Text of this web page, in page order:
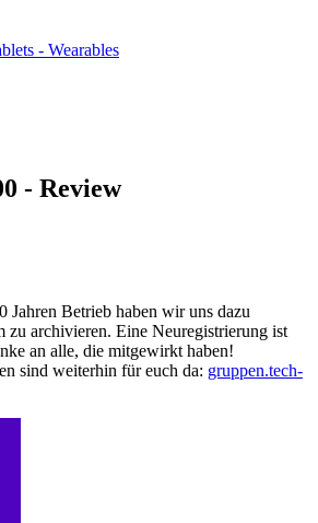
- Wearables
- Review
Jahren Betrieb haben wir uns dazu
zu archivieren. Eine Neuregistrierung ist
an alle, die mitgewirkt haben!
sind weiterhin für euch da: gruppen.tech-